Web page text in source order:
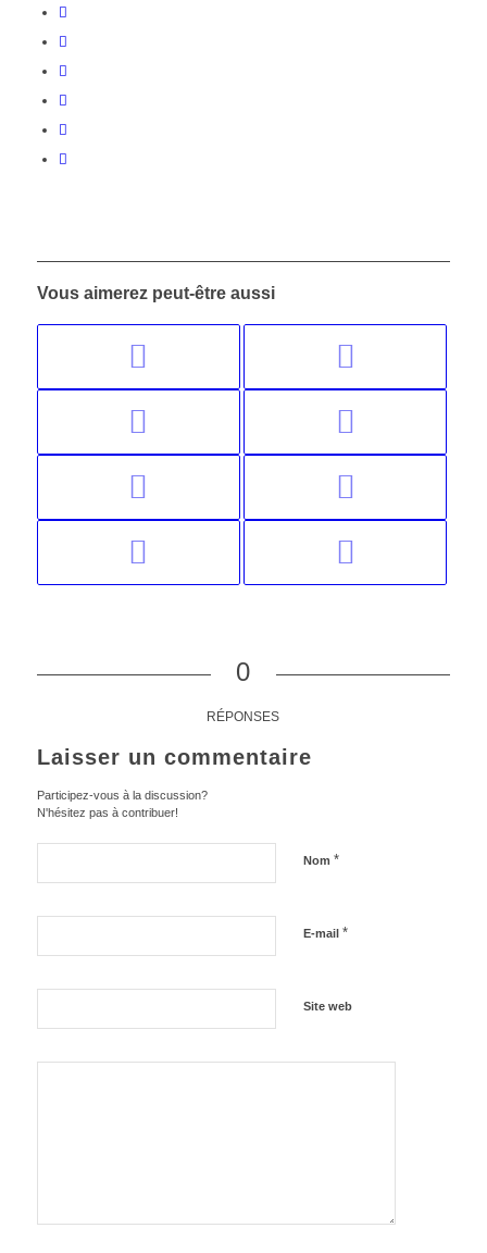
Vous aimerez peut-être aussi
0
RÉPONSES
Laisser un commentaire
Participez-vous à la discussion?
N'hésitez pas à contribuer!
Nom *
E-mail *
Site web